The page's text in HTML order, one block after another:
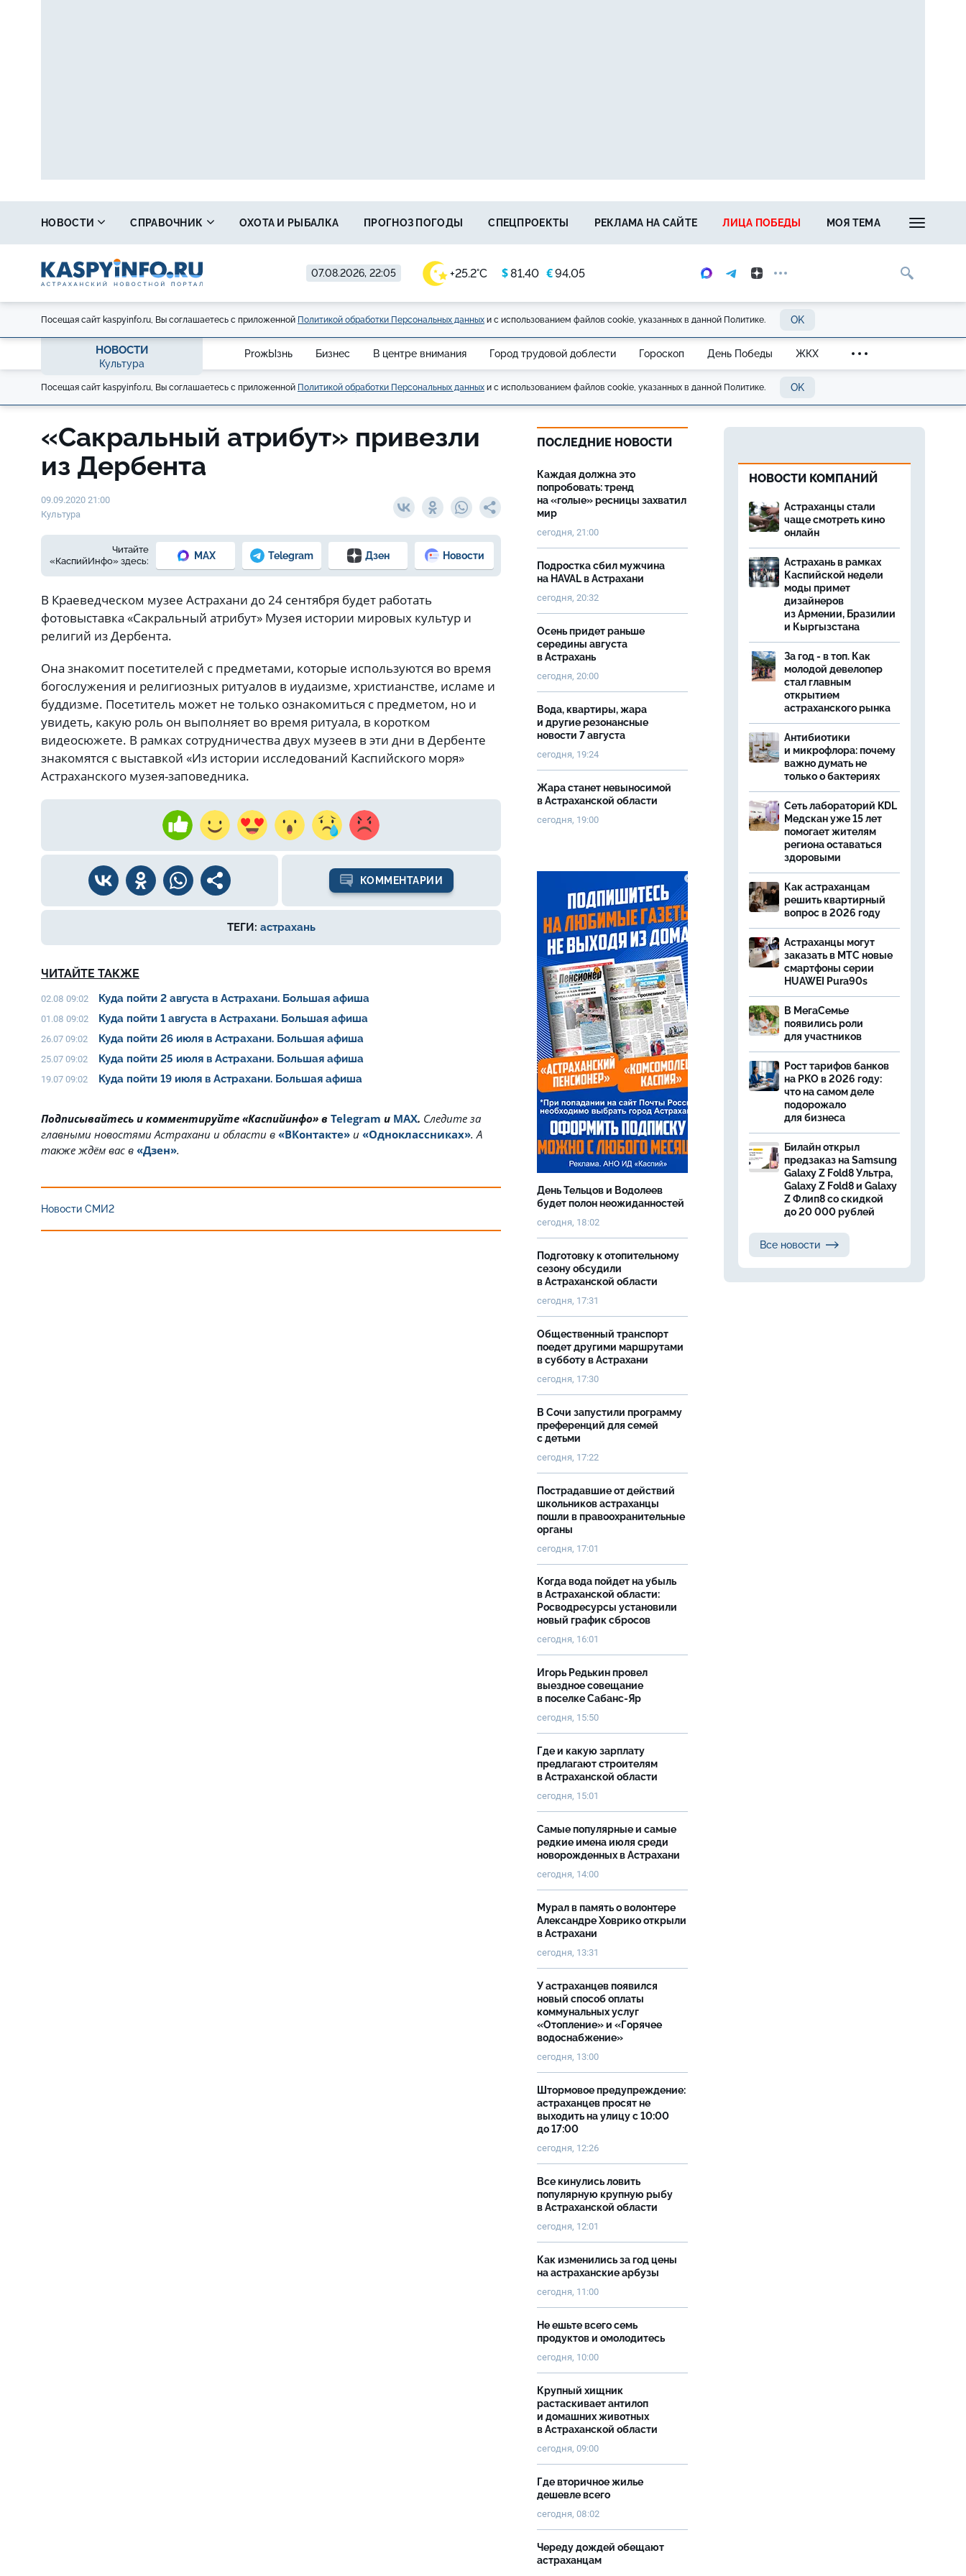
07.08.2026, 22:05 +25.2°C $81,40 €94,05
НОВОСТИ СПРАВОЧНИК ОХОТА И РЫБАЛКА ПРОГНОЗ ПОГОДЫ СПЕЦПРОЕКТЫ РЕКЛАМА НА САЙТЕ ЛИЦА ПОБЕДЫ МОЯ ТЕМА
Посещая сайт kaspyinfo.ru, Вы соглашаетесь с приложенной Политикой обработки Персональных данных и с использованием файлов cookie, указанных в данной Политике. OK
НОВОСТИ
Культура
ProжЫзнь Бизнес В центре внимания Город трудовой доблести Гороскоп День Победы ЖКХ
Посещая сайт kaspyinfo.ru, Вы соглашаетесь с приложенной Политикой обработки Персональных данных и с использованием файлов cookie, указанных в данной Политике. OK
«Сакральный атрибут» привезли
из Дербента
09.09.2020 21:00
Культура
Читайте
«КаспийИнфо» здесь:
MAX Telegram Дзен Новости
В Краеведческом музее Астрахани до 24 сентября будет работать
фотовыставка «Сакральный атрибут» Музея истории мировых культур и
религий из Дербента.
Она знакомит посетителей с предметами, которые используются во время
богослужения и религиозных ритуалов в иудаизме, христианстве, исламе и
буддизме. Посетитель может не только ознакомиться с предметом, но и
увидеть, какую роль он выполняет во время ритуала, в коротком
видеосюжете. В рамках сотрудничества двух музеев в эти дни в Дербенте
знакомятся с выставкой «Из истории исследований Каспийского моря»
Астраханского музея-заповедника.
КОММЕНТАРИИ
ТЕГИ: астрахань
ЧИТАЙТЕ ТАКЖЕ
02.08 09:02 Куда пойти 2 августа в Астрахани. Большая афиша
01.08 09:02 Куда пойти 1 августа в Астрахани. Большая афиша
26.07 09:02 Куда пойти 26 июля в Астрахани. Большая афиша
25.07 09:02 Куда пойти 25 июля в Астрахани. Большая афиша
19.07 09:02 Куда пойти 19 июля в Астрахани. Большая афиша
Подписывайтесь и комментируйте «Каспийинфо» в Telegram и MAX. Cледите за
главными новостями Астрахани и области в «ВКонтакте» и «Одноклассниках». А
также ждём вас в «Дзен».
Новости СМИ2
ПОСЛЕДНИЕ НОВОСТИ
Каждая должна это
попробовать: тренд
на «голые» ресницы захватил
мир
сегодня, 21:00
Подростка сбил мужчина
на HAVAL в Астрахани
сегодня, 20:32
Осень придет раньше
середины августа
в Астрахань
сегодня, 20:00
Вода, квартиры, жара
и другие резонансные
новости 7 августа
сегодня, 19:24
Жара станет невыносимой
в Астраханской области
сегодня, 19:00
День Тельцов и Водолеев
будет полон неожиданностей
сегодня, 18:02
Подготовку к отопительному
сезону обсудили
в Астраханской области
сегодня, 17:31
Общественный транспорт
поедет другими маршрутами
в субботу в Астрахани
сегодня, 17:30
В Сочи запустили программу
преференций для семей
с детьми
сегодня, 17:22
Пострадавшие от действий
школьников астраханцы
пошли в правоохранительные
органы
сегодня, 17:01
Когда вода пойдет на убыль
в Астраханской области:
Росводресурсы установили
новый график сбросов
сегодня, 16:01
Игорь Редькин провел
выездное совещание
в поселке Сабанс-Яр
сегодня, 15:50
Где и какую зарплату
предлагают строителям
в Астраханской области
сегодня, 15:01
Самые популярные и самые
редкие имена июля среди
новорожденных в Астрахани
сегодня, 14:00
Мурал в память о волонтере
Александре Ховрико открыли
в Астрахани
сегодня, 13:31
У астраханцев появился
новый способ оплаты
коммунальных услуг
«Отопление» и «Горячее
водоснабжение»
сегодня, 13:00
Штормовое предупреждение:
астраханцев просят не
выходить на улицу с 10:00
до 17:00
сегодня, 12:26
Все кинулись ловить
популярную крупную рыбу
в Астраханской области
сегодня, 12:01
Как изменились за год цены
на астраханские арбузы
сегодня, 11:00
Не ешьте всего семь
продуктов и омолодитесь
сегодня, 10:00
Крупный хищник
растаскивает антилоп
и домашних животных
в Астраханской области
сегодня, 09:00
Где вторичное жилье
дешевле всего
сегодня, 08:02
Череду дождей обещают
астраханцам
НОВОСТИ КОМПАНИЙ
Астраханцы стали
чаще смотреть кино
онлайн
Астрахань в рамках
Каспийской недели
моды примет
дизайнеров
из Армении, Бразилии
и Кыргызстана
За год - в топ. Как
молодой девелопер
стал главным
открытием
астраханского рынка
Антибиотики
и микрофлора: почему
важно думать не
только о бактериях
Сеть лабораторий KDL
Медскан уже 15 лет
помогает жителям
региона оставаться
здоровыми
Как астраханцам
решить квартирный
вопрос в 2026 году
Астраханцы могут
заказать в МТС новые
смартфоны серии
HUAWEI Pura90s
В МегаСемье
появились роли
для участников
Рост тарифов банков
на РКО в 2026 году:
что на самом деле
подорожало
для бизнеса
Билайн открыл
предзаказ на Samsung
Galaxy Z Fold8 Ультра,
Galaxy Z Fold8 и Galaxy
Z Флип8 со скидкой
до 20 000 рублей
Все новости